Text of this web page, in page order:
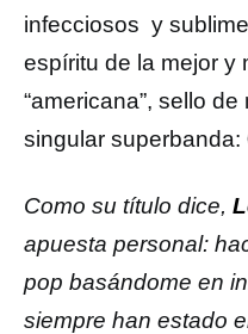
infecciosos y
espíritu de la mejor y
“americana”, sello
singular superbanda:
Como su título dice,
apuesta personal:
pop basándome en
siempre han estado